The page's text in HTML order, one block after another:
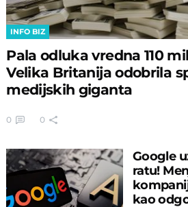
INFO BIZ
Pala odluka vredna 110
Velika Britanija odobrila
medijskih giganta
0 0
Google
ratu!
kao